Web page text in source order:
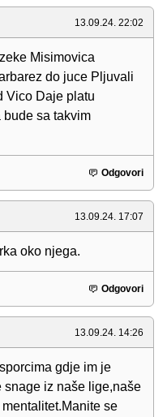
13.09.24. 22:02
Misimovica
do juce Pljuvali
Vico Daje platu
sa takvim
Odgovori
13.09.24. 17:07
oko njega.
Odgovori
13.09.24. 14:26
gdje im je
snage iz naše lige,naše
se